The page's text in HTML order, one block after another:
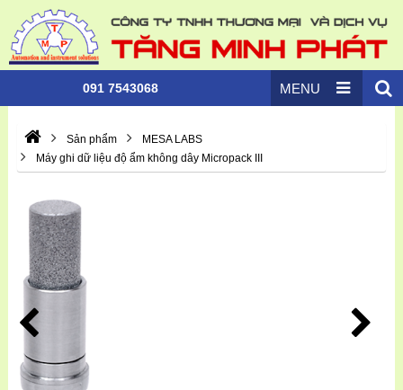
091 7543068 MENU
Sản phẩm
MESA LABS
Máy ghi dữ liệu độ ẩm không dây Micropack III